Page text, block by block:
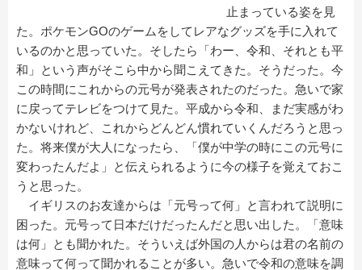
止まっている姿を見
た。ポケモンGOのゲームをしてレアなグッズを手に入れて
いるのかと思っていた。そしたら「わー、令和、それとも平
和」という声がそこら中から聞こえてきた。そうだった。今
この時間にこれからの元号が発表されたのだった。急いで家
に戻ってテレビをつけて見た。平成から令和、まだ実感がわ
かないけれど、これからどんどん慣れていくんだろうと思っ
た。将来僕が大人になったら、「僕が中学の時にこの元号に
変わったんだよ」と伝えられるように今の様子を覚えておこ
うと思った。
イギリスのお友達からは「元号って何」と言われて説明に
困った。元号って日本だけだったんだと思い出した。「意味
は何」とも聞かれた。そういえば外国の人からは君の名前の
意味って何って聞かれることが多い。急いで令和の意味を調